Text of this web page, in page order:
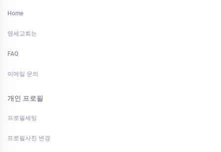
Home
영세교회는
FAQ
이메일 문의
개인 프로필
프로필세팅
프로필사진 변경